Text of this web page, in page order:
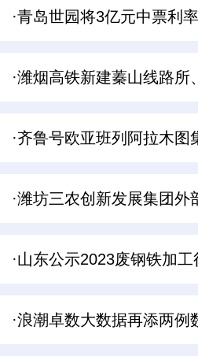
·青岛世园将3亿元中票利
·潍烟高铁新建蓁山线路
·齐鲁号欧亚班列阿拉木
·潍坊三农创新发展集团外
·山东公示2023废钢铁加
·浪潮卓数大数据再添两